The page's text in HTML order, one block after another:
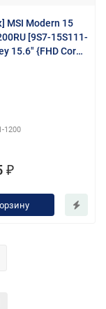
MSI Modern 15
[9S7-15S111-
15.6" {FHD Core
1200
₽